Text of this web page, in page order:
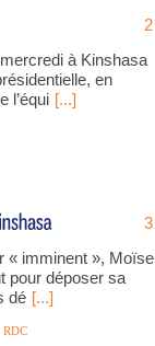
2
à Kinshasa
en
l’équi [...]
3
« imminent », Moïse
pour déposer sa
dé [...]
RDC